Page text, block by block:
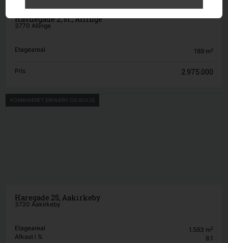
Havnegade 2, st., Allinge
3770 Allinge
Etageareal 189 m2
Pris 2.975.000
KOMBINERET ERHVERV OG BOLIG
Haregade 25, Aakirkeby
3720 Aakirkeby
Etageareal 1.593 m2
Afkast i % 8.1